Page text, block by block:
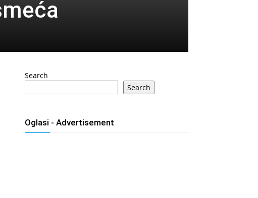
Search
Search
Oglasi - Advertisement